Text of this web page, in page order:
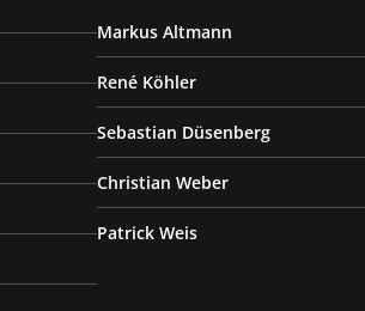
Markus Altmann
René Köhler
Sebastian Düsenberg
Christian Weber
Patrick Weis